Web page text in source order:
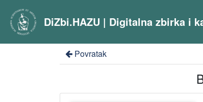
DiZbi.HAZU | Digitalna zbirka i
Povratak